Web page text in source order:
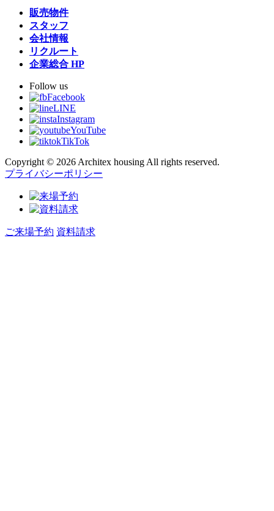
販売物件
スタッフ
会社情報
リクルート
企業総合 HP
Follow us
Facebook
LINE
Instagram
YouTube
TikTok
Copyright © 2026 Architex housing All rights reserved.
プライバシーポリシー
ご来場予約 資料請求